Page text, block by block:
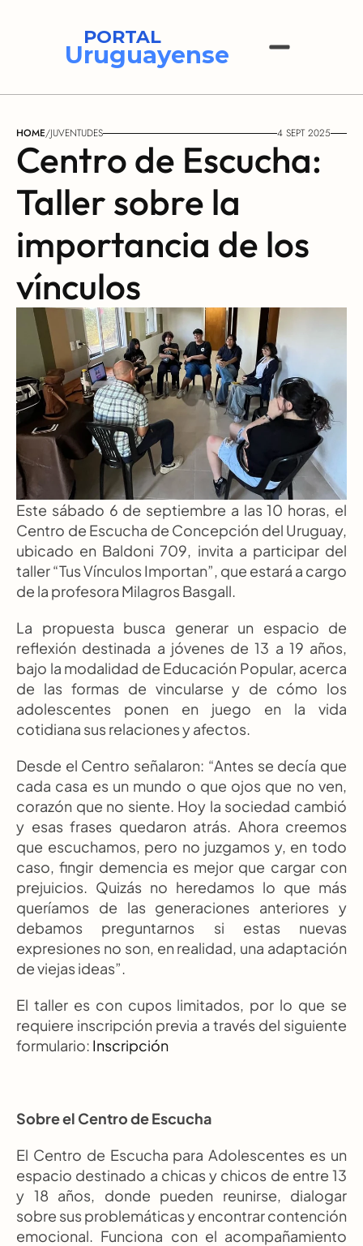
PORTAL
Uruguayense
HOME/JUVENTUDES 4 SEPT 2025
Centro de Escucha:
Taller sobre la
importancia de los
vínculos
Este sábado 6 de septiembre a las 10 horas, el
Centro de Escucha de Concepción del Uruguay,
ubicado en Baldoni 709, invita a participar del
taller “Tus Vínculos Importan”, que estará a cargo
de la profesora Milagros Basgall.
La propuesta busca generar un espacio de
reflexión destinada a jóvenes de 13 a 19 años,
bajo la modalidad de Educación Popular, acerca
de las formas de vincularse y de cómo los
adolescentes ponen en juego en la vida
cotidiana sus relaciones y afectos.
Desde el Centro señalaron: “Antes se decía que
cada casa es un mundo o que ojos que no ven,
corazón que no siente. Hoy la sociedad cambió
y esas frases quedaron atrás. Ahora creemos
que escuchamos, pero no juzgamos y, en todo
caso, fingir demencia es mejor que cargar con
prejuicios. Quizás no heredamos lo que más
queríamos de las generaciones anteriores y
debamos preguntarnos si estas nuevas
expresiones no son, en realidad, una adaptación
de viejas ideas”.
El taller es con cupos limitados, por lo que se
requiere inscripción previa a través del siguiente
formulario: Inscripción
Sobre el Centro de Escucha
El Centro de Escucha para Adolescentes es un
espacio destinado a chicas y chicos de entre 13
y 18 años, donde pueden reunirse, dialogar
sobre sus problemáticas y encontrar contención
emocional. Funciona con el acompañamiento